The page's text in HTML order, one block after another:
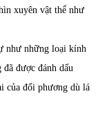
xuyên vật thể như
như những loại kính
được đánh dấu
của đối phương dù lá